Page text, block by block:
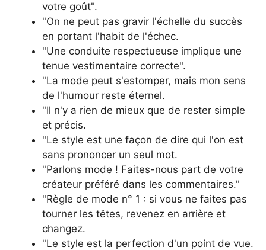
votre goût".
"On ne peut pas gravir l'échelle du succès
en portant l'habit de l'échec.
"Une conduite respectueuse implique une
tenue vestimentaire correcte".
"La mode peut s'estomper, mais mon sens
de l'humour reste éternel.
"Il n'y a rien de mieux que de rester simple
et précis.
"Le style est une façon de dire qui l'on est
sans prononcer un seul mot.
"Parlons mode ! Faites-nous part de votre
créateur préféré dans les commentaires."
"Règle de mode n° 1 : si vous ne faites pas
tourner les têtes, revenez en arrière et
changez.
"Le style est la perfection d'un point de vue.